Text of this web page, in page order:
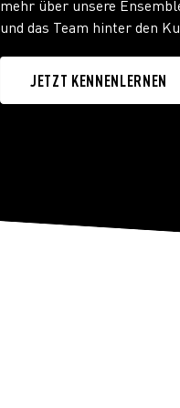
mehr über unsere
und das Team hinter den
JETZT KENNENLERNEN